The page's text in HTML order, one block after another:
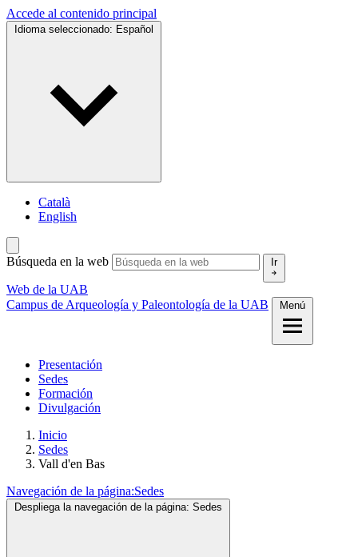
Accede al contenido principal
Idioma seleccionado: Español
Català
English
Búsqueda en la web Ir
Web de la UAB
Campus de Arqueología y Paleontología de la UAB
Menú
Presentación
Sedes
Formación
Divulgación
Inicio
Sedes
Vall d'en Bas
Navegación de la página:Sedes
Despliega la navegación de la página: Sedes